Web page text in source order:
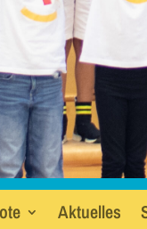
Aktuelles